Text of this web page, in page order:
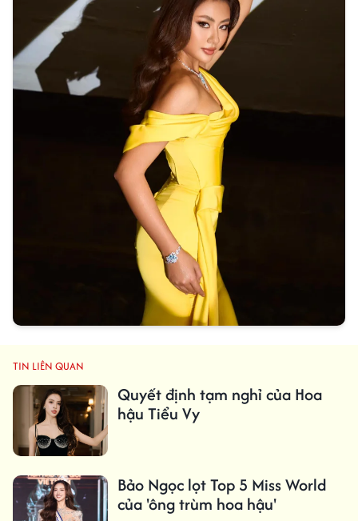
TIN LIÊN QUAN
Quyết định tạm nghỉ của Hoa
hậu Tiểu Vy
Bảo Ngọc lọt Top 5 Miss World
của 'ông trùm hoa hậu'